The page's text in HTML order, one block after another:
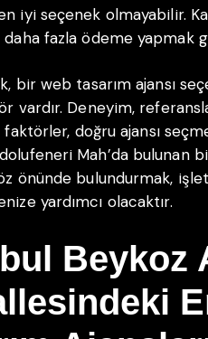
iyi seçenek olmayabilir.
fazla ödeme yapmak
bir web tasarım ajansı
vardır. Deneyim,
doğru ajansı
Mah’da bulunan
önünde bulundurmak,
yardımcı olacaktır.
Beykoz